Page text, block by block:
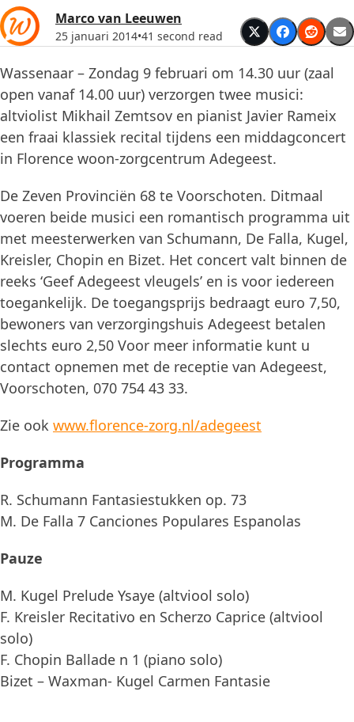
Marco van Leeuwen
25 januari 2014•41 second read
Wassenaar – Zondag 9 februari om 14.30 uur (zaal
open vanaf 14.00 uur) verzorgen twee musici:
altviolist Mikhail Zemtsov en pianist Javier Rameix
een fraai klassiek recital tijdens een middagconcert
in Florence woon-zorgcentrum Adegeest.
De Zeven Provinciën 68 te Voorschoten. Ditmaal
voeren beide musici een romantisch programma uit
met meesterwerken van Schumann, De Falla, Kugel,
Kreisler, Chopin en Bizet. Het concert valt binnen de
reeks ‘Geef Adegeest vleugels’ en is voor iedereen
toegankelijk. De toegangsprijs bedraagt euro 7,50,
bewoners van verzorgingshuis Adegeest betalen
slechts euro 2,50 Voor meer informatie kunt u
contact opnemen met de receptie van Adegeest,
Voorschoten, 070 754 43 33.
Zie ook www.florence-zorg.nl/adegeest
Programma
R. Schumann Fantasiestukken op. 73
M. De Falla 7 Canciones Populares Espanolas
Pauze
M. Kugel Prelude Ysaye (altviool solo)
F. Kreisler Recitativo en Scherzo Caprice (altviool
solo)
F. Chopin Ballade n 1 (piano solo)
Bizet – Waxman- Kugel Carmen Fantasie